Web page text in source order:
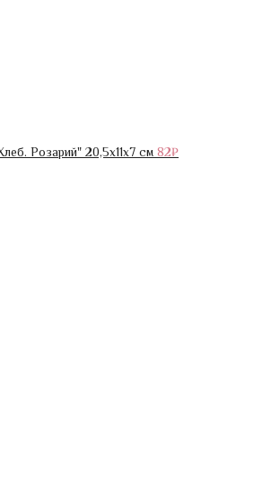
Розарий" 20,5х11х7 см 82₽